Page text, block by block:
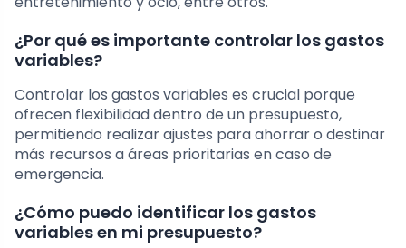
¿Por qué es importante controlar los gastos
variables?
Controlar los gastos variables es crucial porque
ofrecen flexibilidad dentro de un presupuesto,
permitiendo realizar ajustes para ahorrar o destinar
más recursos a áreas prioritarias en caso de
emergencia.
¿Cómo puedo identificar los gastos
variables en mi presupuesto?